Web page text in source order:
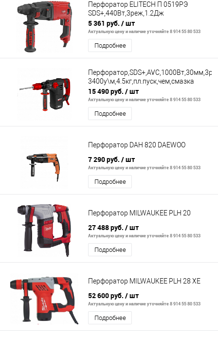
Перфоратор ELITECH П 0519РЭ
SDS+,440Вт,3реж,1.2Дж
5 361 руб. / шт
Актуальную цену и наличие уточняйте 8 914 55 80 533
Подробнее
3400у\м,4.5кг,пл.пуск,чем,смазка
15 490 руб. / шт
Актуальную цену и наличие уточняйте 8 914 55 80 533
Подробнее
Перфоратор DAH 820 DAEWOO
7 290 руб. / шт
Актуальную цену и наличие уточняйте 8 914 55 80 533
Подробнее
Перфоратор MILWAUKEE PLH 20
27 488 руб. / шт
Актуальную цену и наличие уточняйте 8 914 55 80 533
Подробнее
Перфоратор MILWAUKEE PLH 28 XE
52 600 руб. / шт
Актуальную цену и наличие уточняйте 8 914 55 80 533
Подробнее